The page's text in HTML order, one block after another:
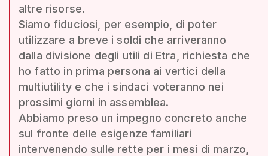
altre risorse.
Siamo fiduciosi, per esempio, di poter
utilizzare a breve i soldi che arriveranno
dalla divisione degli utili di Etra, richiesta che
ho fatto in prima persona ai vertici della
multiutility e che i sindaci voteranno nei
prossimi giorni in assemblea.
Abbiamo preso un impegno concreto anche
sul fronte delle esigenze familiari
intervenendo sulle rette per i mesi di marzo,